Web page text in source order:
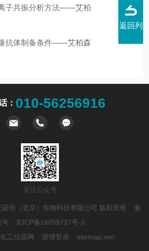
子共振分析方法——艾柏
抗体制备条件——艾柏森
返回列
： 010-56256916
关注公众号
伦（北京）生物科技有限公司 版权所有 备
号： 京ICP备16059737号-3
化工仪器网 管理登录 sitemap.xml